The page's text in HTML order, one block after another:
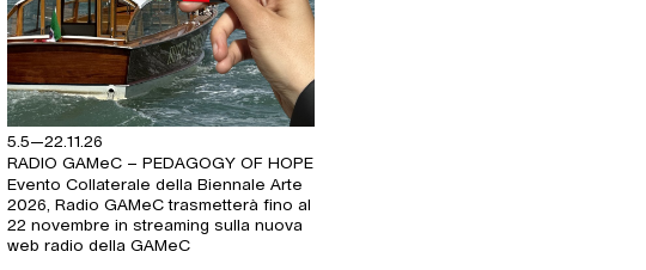
5.5—22.11.26
RADIO GAMeC – PEDAGOGY OF HOPE
Evento Collaterale della Biennale Arte
2026, Radio GAMeC trasmetterà fino al
22 novembre in streaming sulla nuova
web radio della GAMeC